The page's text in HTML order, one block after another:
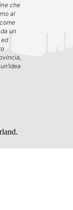
che
al
un